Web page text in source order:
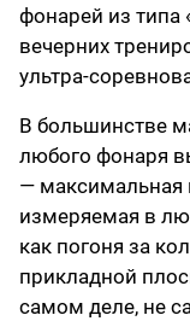
фонарей из типа
вечерних
ультра-
В большинстве
любого фонаря
— максимальная
измеряемая в
как погоня за
прикладной
самом деле, не